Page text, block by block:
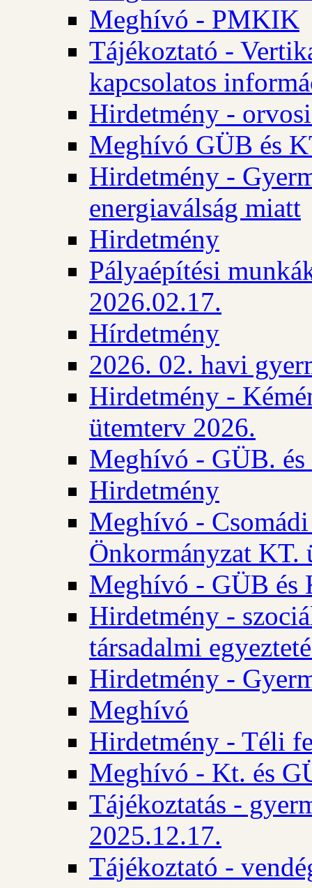
Meghívó - PMKIK
Tájékoztató -
kapcsolatos
Hirdetmény -
Meghívó GÜB és
Hirdetmény -
energiaválság miatt
Hirdetmény
Pályaépítési
2026.02.17.
Hírdetmény
2026. 02. havi
Hirdetmény -
ütemterv 2026.
Meghívó - GÜB.
Hirdetmény
Meghívó -
Önkormányzat KT.
Meghívó - GÜB és
Hirdetmény -
társadalmi
Hirdetmény -
Meghívó
Hirdetmény - Téli
Meghívó - Kt. és
Tájékoztatás -
2025.12.17.
Tájékoztató -